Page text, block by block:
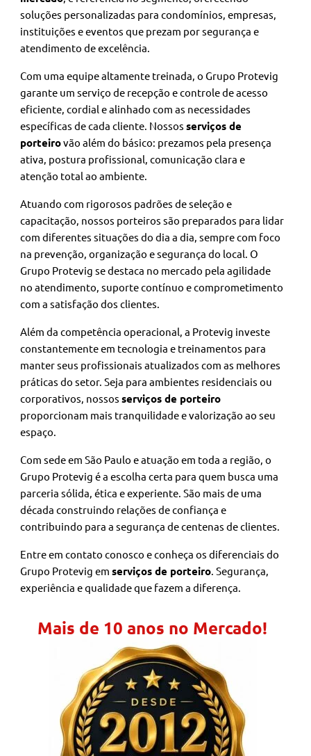
soluções personalizadas para condomínios, empresas,
instituições e eventos que prezam por segurança e
atendimento de excelência.
Com uma equipe altamente treinada, o Grupo Protevig
garante um serviço de recepção e controle de acesso
eficiente, cordial e alinhado com as necessidades
específicas de cada cliente. Nossosserviços de
porteirovão além do básico: prezamos pela presença
ativa, postura profissional, comunicação clara e
atenção total ao ambiente.
Atuando com rigorosos padrões de seleção e
capacitação, nossos porteiros são preparados para lidar
com diferentes situações do dia a dia, sempre com foco
na prevenção, organização e segurança do local. O
Grupo Protevig se destaca no mercado pela agilidade
no atendimento, suporte contínuo e comprometimento
com a satisfação dos clientes.
Além da competência operacional, a Protevig investe
constantemente em tecnologia e treinamentos para
manter seus profissionais atualizados com as melhores
práticas do setor. Seja para ambientes residenciais ou
corporativos, nossosserviços de porteiro
proporcionam mais tranquilidade e valorização ao seu
espaço.
Com sede em São Paulo e atuação em toda a região, o
Grupo Protevig é a escolha certa para quem busca uma
parceria sólida, ética e experiente. São mais de uma
década construindo relações de confiança e
contribuindo para a segurança de centenas de clientes.
Entre em contato conosco e conheça os diferenciais do
Grupo Protevig emserviços de porteiro . Segurança,
experiência e qualidade que fazem a diferença.
Mais de 10 anos no Mercado!